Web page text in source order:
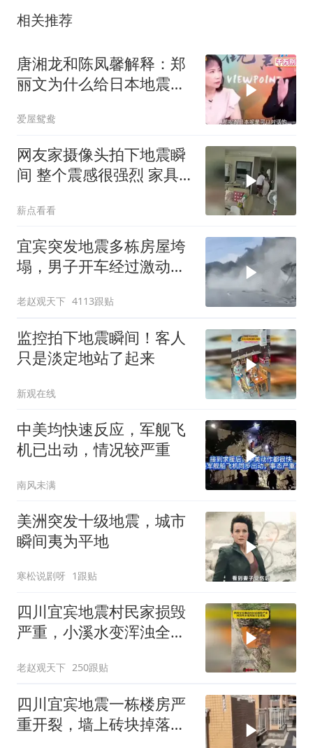
相关推荐
唐湘龙和陈凤馨解释：郑
丽文为什么给日本地震捐
爱屋鸳鸯
网友家摄像头拍下地震瞬
间 整个震感很强烈 家具
薪点看看
宜宾突发地震多栋房屋垮
塌，男子开车经过激动
老赵观天下 4113跟贴
监控拍下地震瞬间！客人
只是淡定地站了起来
新观在线
中美均快速反应，军舰飞
机已出动，情况较严重
南风未满
美洲突发十级地震，城市
瞬间夷为平地
寒松说剧呀 1跟贴
四川宜宾地震村民家损毁
严重，小溪水变浑浊全是
老赵观天下 250跟贴
四川宜宾地震一栋楼房严
重开裂，墙上砖块掉落一